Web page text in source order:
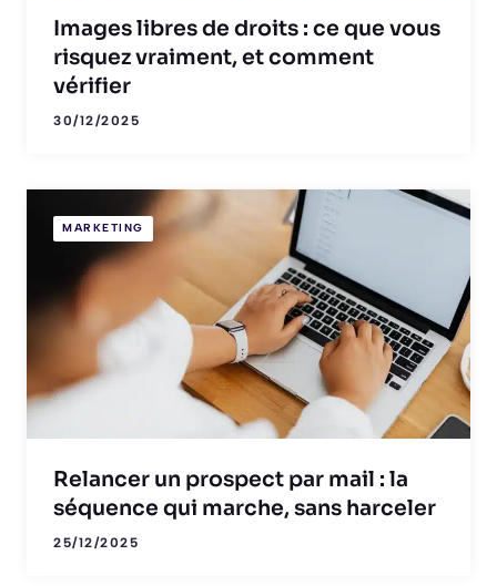
Images libres de droits : ce que vous
risquez vraiment, et comment
vérifier
30/12/2025
MARKETING
Relancer un prospect par mail : la
séquence qui marche, sans harceler
25/12/2025